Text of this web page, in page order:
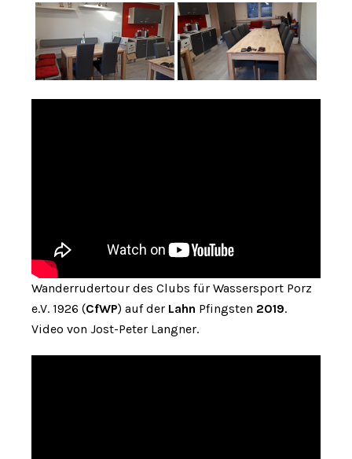
Wanderrudertour des Clubs für Wassersport Porz
e.V. 1926 (CfWP) auf der Lahn Pfingsten 2019.
Video von Jost-Peter Langner.